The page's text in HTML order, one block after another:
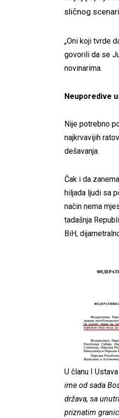
sličnog
„Oni koji tvrde
govorili da se
novinarima.
Neuporedive
Nije potrebno
najkrvavijih
dešavanja.
Čak i da
hiljada ljudi sa
način nema
tadašnja
BiH,
U članu I
ime od sada
država, sa
priznatim